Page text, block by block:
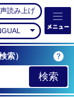
式ホームペー
読み上げ
索）